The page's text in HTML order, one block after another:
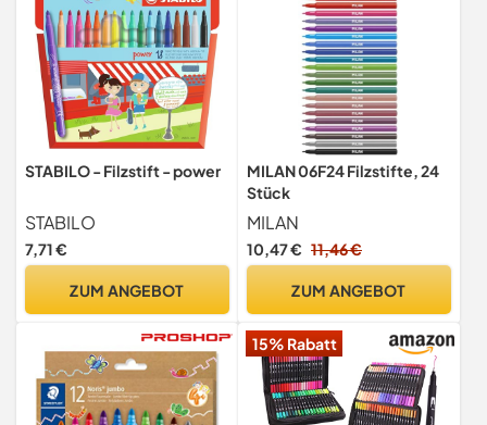
STABILO - Filzstift - power
STABILO
7,71 €
ZUM ANGEBOT
MILAN 06F24 Filzstifte, 24
Stück
MILAN
10,47 € 11,46 €
ZUM ANGEBOT
15% Rabatt